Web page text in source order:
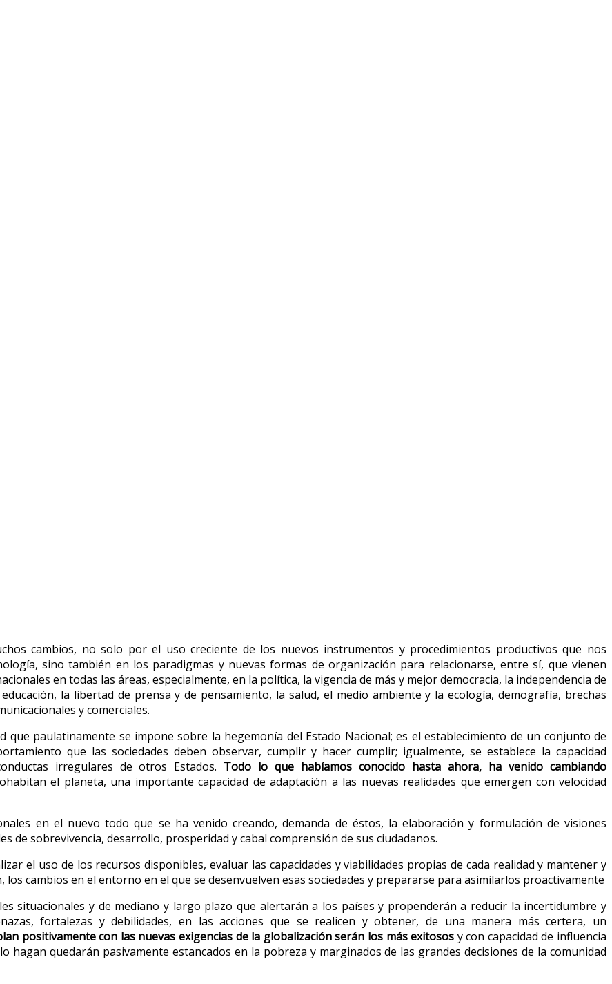
cambios, no solo por el uso creciente de los nuevos instrumentos y procedimientos productivos que nos
sino también en los paradigmas y nuevas formas de organización para relacionarse, entre sí, que vienen
en todas las áreas, especialmente, en la política, la vigencia de más y mejor democracia, la independencia de
la libertad de prensa y de pensamiento, la salud, el medio ambiente y la ecología, demografía, brechas
y comerciales.
paulatinamente se impone sobre la hegemonía del Estado Nacional; es el establecimiento de un conjunto de
que las sociedades deben observar, cumplir y hacer cumplir; igualmente, se establece la capacidad
irregulares de otros Estados. Todo lo que habíamos conocido hasta ahora, ha venido cambiando
el planeta, una importante capacidad de adaptación a las nuevas realidades que emergen con velocidad
en el nuevo todo que se ha venido creando, demanda de éstos, la elaboración y formulación de visiones
de sobrevivencia, desarrollo, prosperidad y cabal comprensión de sus ciudadanos.
el uso de los recursos disponibles, evaluar las capacidades y viabilidades propias de cada realidad y mantener y
cambios en el entorno en el que se desenvuelven esas sociedades y prepararse para asimilarlos proactivamente
situacionales y de mediano y largo plazo que alertarán a los países y propenderán a reducir la incertidumbre y
fortalezas y debilidades, en las acciones que se realicen y obtener, de una manera más certera, un
positivamente con las nuevas exigencias de la globalización serán los más exitosos y con capacidad de influencia
quedarán pasivamente estancados en la pobreza y marginados de las grandes decisiones de la comunidad